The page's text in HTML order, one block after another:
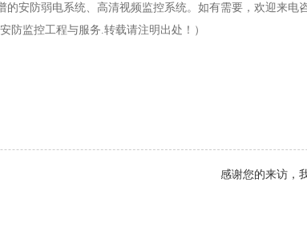
的安防弱电系统、高清视频监控系统。如有需要，欢迎来
防监控工程与服务.转载请注明出处！）
感谢您的来访，